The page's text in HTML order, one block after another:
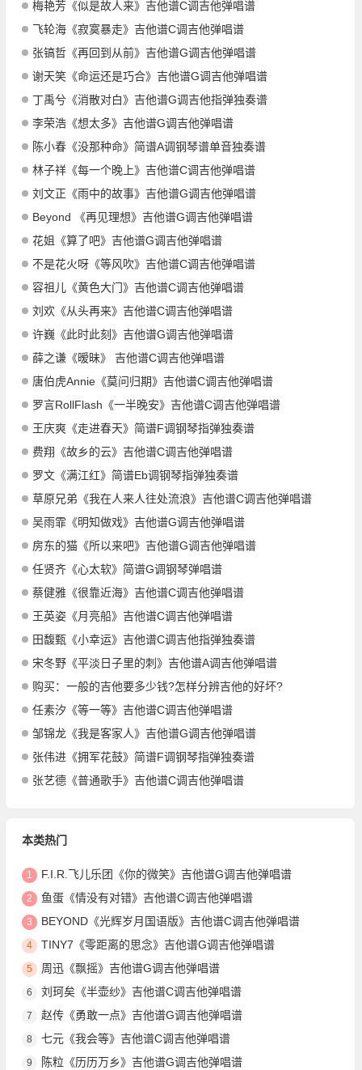
梅艳芳《似是故人来》吉他谱C调吉他弹唱谱
飞轮海《寂寞暴走》吉他谱C调吉他弹唱谱
张镐哲《再回到从前》吉他谱G调吉他弹唱谱
谢天笑《命运还是巧合》吉他谱G调吉他弹唱谱
丁禹兮《消散对白》吉他谱G调吉他指弹独奏谱
李荣浩《想太多》吉他谱G调吉他弹唱谱
陈小春《没那种命》简谱A调钢琴谱单音独奏谱
林子祥《每一个晚上》吉他谱C调吉他弹唱谱
刘文正《雨中的故事》吉他谱G调吉他弹唱谱
Beyond 《再见理想》吉他谱G调吉他弹唱谱
花姐《算了吧》吉他谱G调吉他弹唱谱
不是花火呀《等风吹》吉他谱C调吉他弹唱谱
容祖儿《黄色大门》吉他谱C调吉他弹唱谱
刘欢《从头再来》吉他谱C调吉他弹唱谱
许巍《此时此刻》吉他谱G调吉他弹唱谱
薛之谦《暧昧》 吉他谱C调吉他弹唱谱
唐伯虎Annie《莫问归期》吉他谱C调吉他弹唱谱
罗言RollFlash《一半晚安》吉他谱C调吉他弹唱谱
王庆爽《走进春天》简谱F调钢琴指弹独奏谱
费翔《故乡的云》吉他谱C调吉他弹唱谱
罗文《满江红》简谱Eb调钢琴指弹独奏谱
草原兄弟《我在人来人往处流浪》吉他谱C调吉他弹唱谱
吴雨霏《明知做戏》吉他谱G调吉他弹唱谱
房东的猫《所以来吧》吉他谱G调吉他弹唱谱
任贤齐《心太软》简谱G调钢琴弹唱谱
蔡健雅《很靠近海》吉他谱C调吉他弹唱谱
王英姿《月亮船》吉他谱C调吉他弹唱谱
田馥甄《小幸运》吉他谱C调吉他指弹独奏谱
宋冬野《平淡日子里的刺》吉他谱A调吉他弹唱谱
购买：一般的吉他要多少钱?怎样分辨吉他的好坏?
任素汐《等一等》吉他谱C调吉他弹唱谱
邹锦龙《我是客家人》吉他谱G调吉他弹唱谱
张伟进《拥军花鼓》简谱F调钢琴指弹独奏谱
张艺德《普通歌手》吉他谱C调吉他弹唱谱
本类热门
1 F.I.R.飞儿乐团《你的微笑》吉他谱G调吉他弹唱谱
2 鱼蛋《情没有对错》吉他谱C调吉他弹唱谱
3 BEYOND《光辉岁月国语版》吉他谱C调吉他弹唱谱
4 TINY7《零距离的思念》吉他谱G调吉他弹唱谱
5 周迅《飘摇》吉他谱G调吉他弹唱谱
6 刘珂矣《半壶纱》吉他谱C调吉他弹唱谱
7 赵传《勇敢一点》吉他谱G调吉他弹唱谱
8 七元《我会等》吉他谱C调吉他弹唱谱
9 陈粒《历历万乡》吉他谱G调吉他弹唱谱